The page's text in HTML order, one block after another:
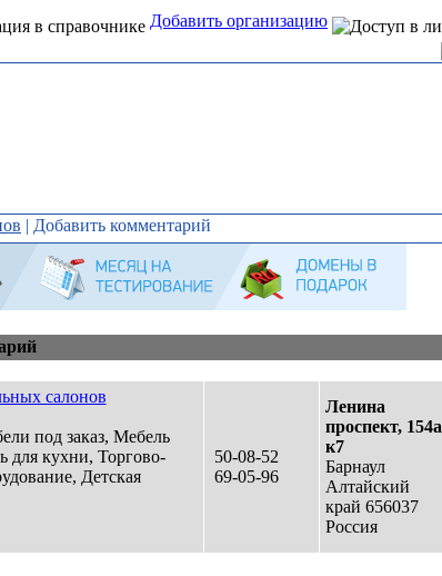
Добавить организацию
| Добавить комментарий
салонов
под заказ, Мебель
для кухни, Торгово-
Детская
50-08-52
69-05-96
Ленина
проспект, 154а
к7
Барнаул
Алтайский
край 656037
Россия